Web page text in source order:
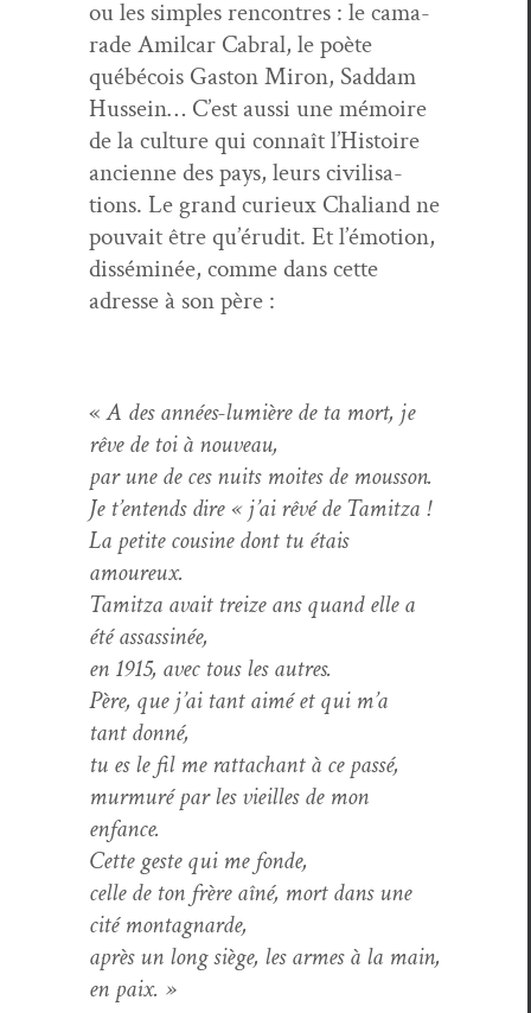
ou les sim­ples ren­con­tres : le cama­
rade Amil­car Cabral, le poète
québé­cois Gas­ton Miron, Sad­dam
Hus­sein… C’est aus­si une mémoire
de la cul­ture qui con­naît l’Histoire
anci­enne des pays, leurs civil­i­sa­
tions. Le grand curieux Chaliand ne
pou­vait être qu’érudit. Et l’émotion,
dis­séminée, comme dans cette
adresse à son père :
«A des années-lumière de ta mort, je
rêve de toi à nouveau,
par une de ces nuits moites de mousson.
Je t’entends dire « j’ai rêvé de Tamitza !
La petite cou­sine dont tu étais
amoureux.
Tamitza avait treize ans quand elle a
été assassinée,
en 1915, avec tous les autres.
Père, que j’ai tant aimé et qui m’a
tant donné,
tu es le fil me rat­tachant à ce passé,
mur­muré par les vieilles de mon
enfance.
Cette geste qui me fonde,
celle de ton frère aîné, mort dans une
cité montagnarde,
après un long siège, les armes à la main,
en paix. »